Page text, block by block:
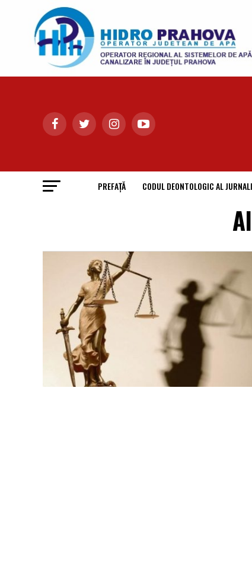
PREFAȚĂ CODUL DEONTOLOGIC AL